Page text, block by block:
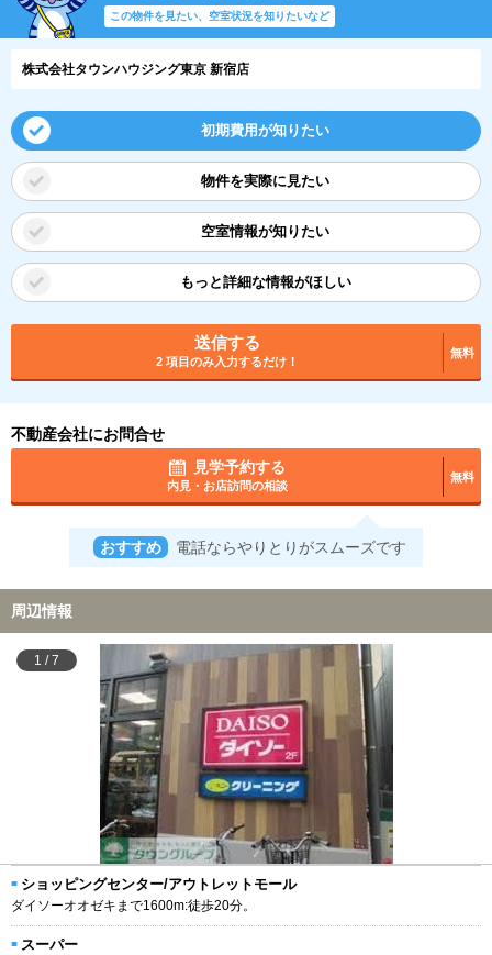
この物件を見たい、空室状況を知りたいなど
株式会社タウンハウジング東京 新宿店
初期費用が知りたい
物件を実際に見たい
空室情報が知りたい
もっと詳細な情報がほしい
送信する
2 項目のみ入力するだけ！
無料
不動産会社にお問合せ
見学予約する
内見・お店訪問の相談
無料
おすすめ 電話ならやりとりがスムーズです
周辺情報
1 /7
ショッピングセンター/アウトレットモール
ダイソーオオゼキまで1600m:徒歩20分。
スーパー